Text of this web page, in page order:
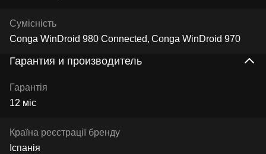
Сумісність
Conga WinDroid 980 Connected Conga WinDroid 970
Гарантия и производитель
Гарантія
12 міс
Країна реєстрації бренду
Іспанія